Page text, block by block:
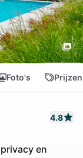
Foto's
4.8
en